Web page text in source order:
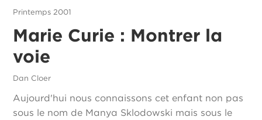
Printemps 2001
Marie Curie : Montrer la
voie
Dan Cloer
Aujourd'hui nous connaissons cet enfant non pas
sous le nom de Manya Sklodowski mais sous le